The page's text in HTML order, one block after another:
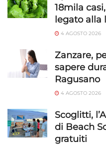
18mila
legato alla
4 AGOSTO 2026
Zanzare,
sapere
Ragusano
4 AGOSTO 2026
Scoglitti,
di Beach
gratuiti